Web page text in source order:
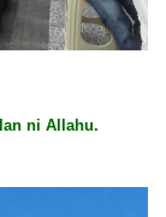
ni Allahu.